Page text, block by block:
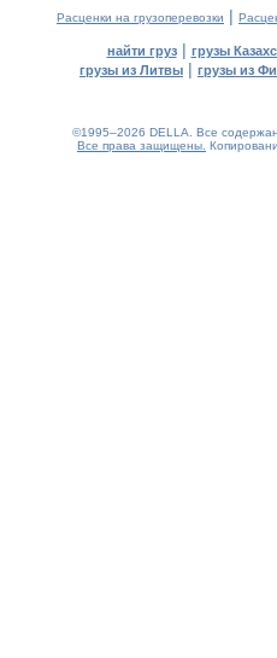
Расценки на грузоперевозки |
найти груз| грузы
грузы из Литвы | грузы из
©1995–2026 DELLA. Все
Все права защищены.